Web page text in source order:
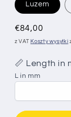
Luzem
Cena
regularna
€84,00
z VAT Koszty wysyłki
📏 Length in
L in mm